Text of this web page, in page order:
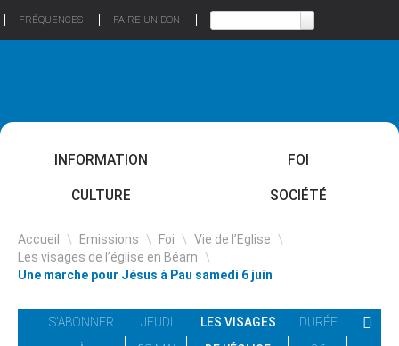
FRÉQUENCES FAIRE UN DON
INFORMATION FOI
CULTURE SOCIÉTÉ
Accueil \ Emissions \ Foi \ Vie de l’Eglise \
Les visages de l’église en Béarn \
Une marche pour Jésus à Pau samedi 6 juin
S'ABONNER
JEUDI
LES VISAGES
DURÉE